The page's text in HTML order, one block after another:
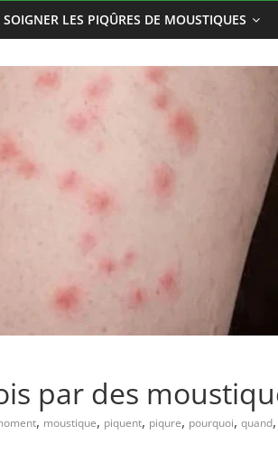
SOIGNER LES PIQÛRES DE MOUSTIQUES
par des
, moustique, piquent, piqure, pourquoi, quand,